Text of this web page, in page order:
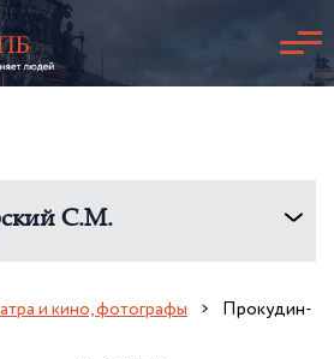
С.М.
и кино, фотографы
Прокудин-